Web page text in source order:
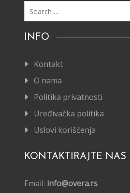
Search
INFO
Kontakt
O nama
Politika privatnosti
Uređivačka politika
Uslovi korišćenja
KONTAKTIRAJTE NAS
Email: info@overa.rs